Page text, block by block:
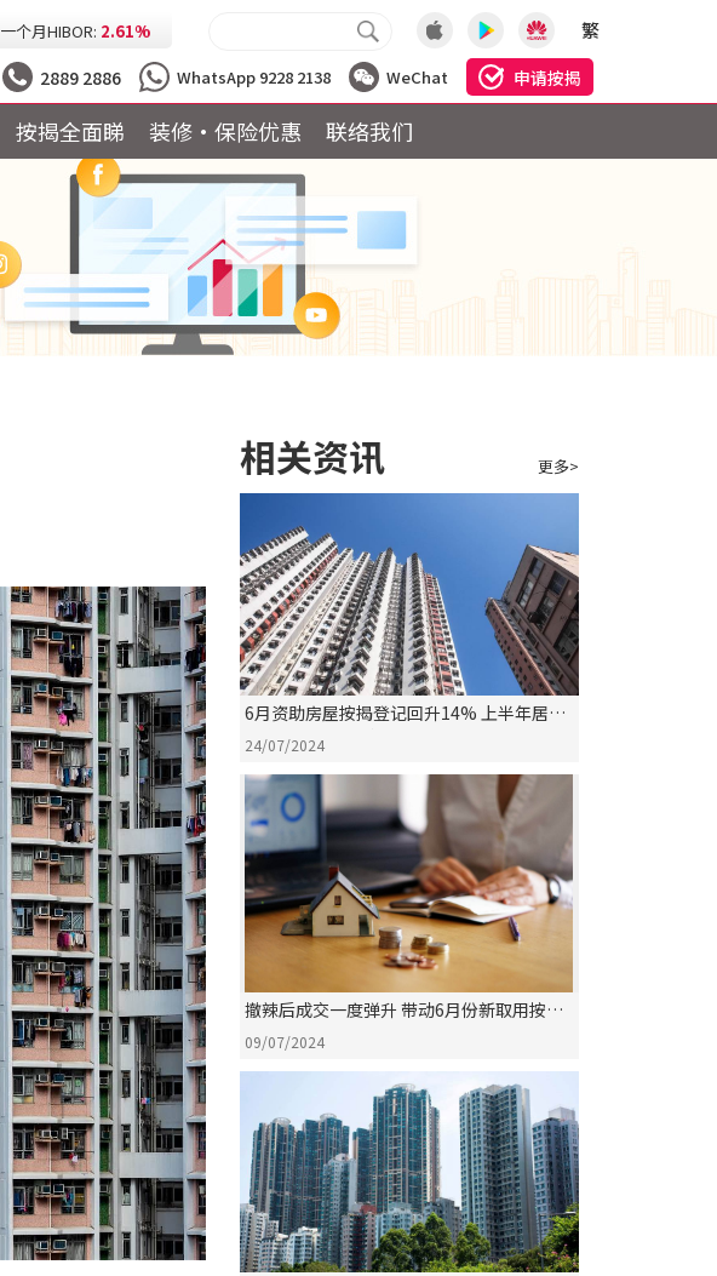
一个月HIBOR: 2.61%
今日最低H按: 3.25%
繁
2889 2886 WhatsApp 9228 2138 WeChat 申请按揭
按揭全面睇 装修·保险优惠 联络我们
相关资讯 更多>
6月资助房屋按揭登记回升14% 上半年居二
24/07/2024
撤辣后成交一度弹升 带动6月份新取用按保
数字续扬
09/07/2024